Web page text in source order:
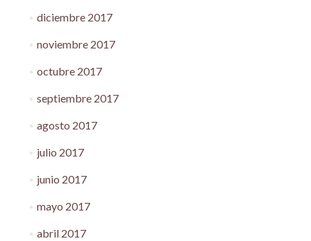
diciembre 2017
noviembre 2017
octubre 2017
septiembre 2017
agosto 2017
julio 2017
junio 2017
mayo 2017
abril 2017